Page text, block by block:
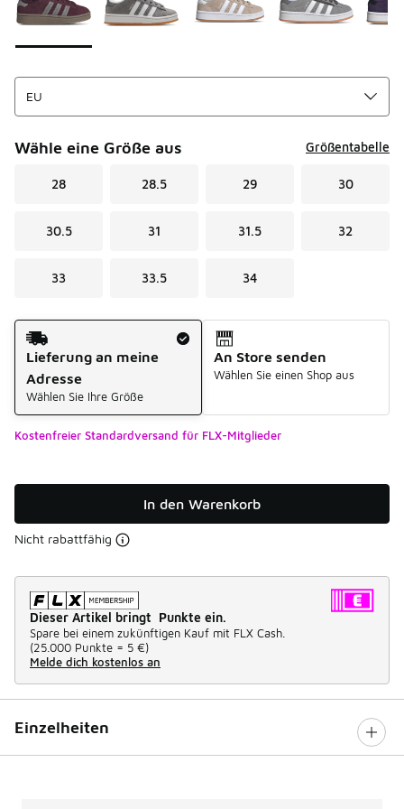
Wähle eine Größe aus Größentabelle
28 28.5 29 30
30.5 31 31.5 32
33 33.5 34
Versandart
Lieferung an meine
Adresse
Wählen Sie Ihre Größe
An Store senden
Wählen Sie einen Shop aus
Kostenfreier Standardversand für FLX-Mitglieder
In den Warenkorb
Nicht rabattfähig
Dieser Artikel bringt Punkte ein.
Spare bei einem zukünftigen Kauf mit FLX Cash.
(25.000 Punkte = 5 €)
Melde dich kostenlos an
Einzelheiten